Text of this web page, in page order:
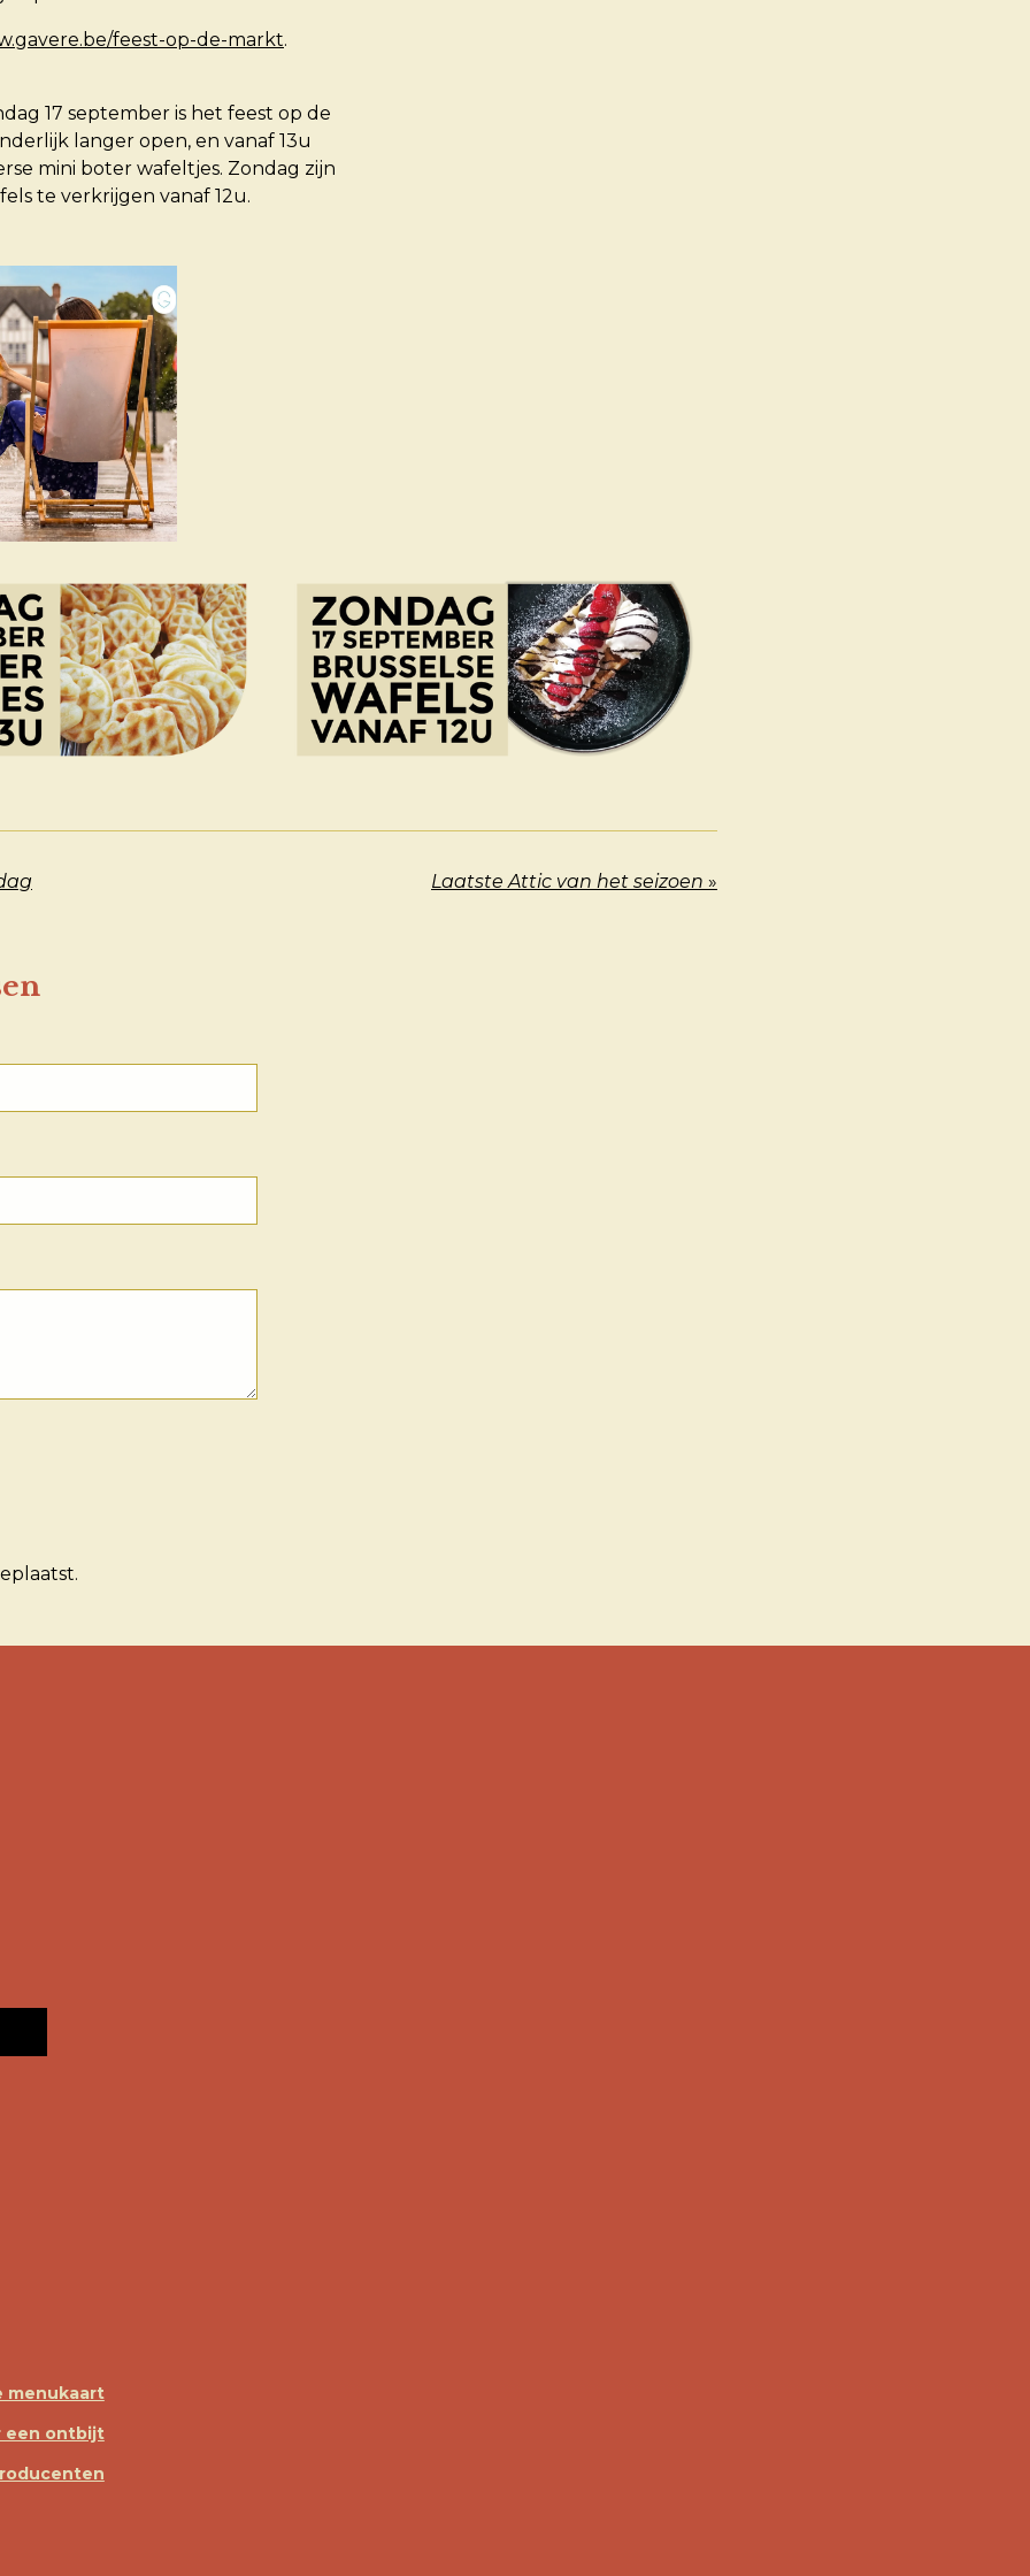
feest-op-de-markt.
17 september is het feest op de
langer open, en vanaf 13u
mini boter wafeltjes. Zondag zijn
te verkrijgen vanaf 12u.
Laatste Attic van het seizoen »
menukaart
een ontbijt